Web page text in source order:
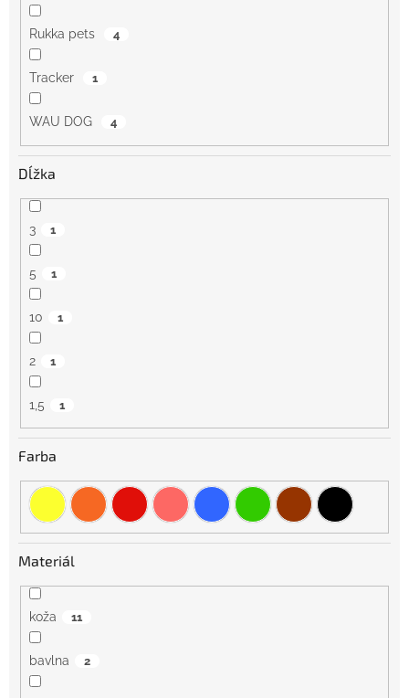
Rukka pets 4
Tracker 1
WAU DOG 4
Dĺžka
3 1
5 1
10 1
2 1
1,5 1
Farba
Materiál
koža 11
bavlna 2